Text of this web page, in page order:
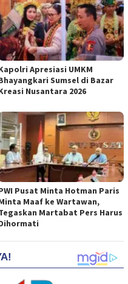
Apresiasi UMKM
Sumsel di Bazar
Nusantara 2026
Pusat Minta Hotman Paris
Maaf ke Wartawan,
Martabat Pers Harus